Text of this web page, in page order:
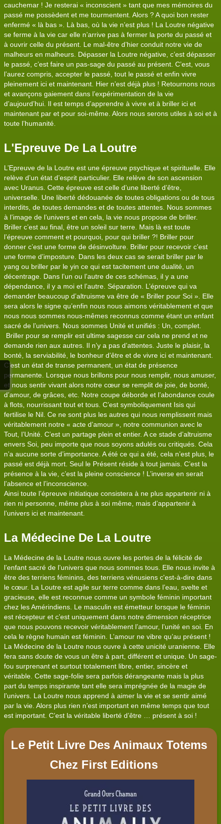
cauchemar ! Je resterai « inconscient » tant que mes mémoires du
passé me possèdent et me tourmentent. Alors ? A quoi bon rester
enfermé « là bas ». Là bas, où la vie n’est plus ! La Loutre négative
se ferme à la vie car elle n’arrive pas à fermer la porte du passé et
à ouvrir celle du présent. Le mal-être d’hier conduit notre vie de
malheurs en malheurs. Dépasser la Loutre négative, c’est dépasser
le passé, c’est faire un pas-sage du passé au présent. C’est, vous
l’aurez compris, accepter le passé, tout le passé et enfin vivre
pleinement ici et maintenant. Hier n’est déjà plus ! Retournons nous
et avançons gaiement dans l’expérimentation de la vie
d’aujourd’hui. Il est temps d’apprendre à vivre et à briller ici et
maintenant par et pour soi-même. Alors nous serons utiles à soi et à
toute l’humanité.
L'Epreuve De La Loutre
L’Epreuve de la Loutre est une épreuve psychique et spirituelle. Elle
relève d’un état d’esprit particulier. Elle relève de son ascension
avec Uranus. Cette épreuve est celle d’une liberté d’être,
universelle. Une liberté dédouanée de toutes obligations ou de tous
interdits, de toutes demandes et de toutes attentes. Nous sommes
à l’image de l’univers et en cela, la vie nous propose de briller.
Briller c’est au final, être un soleil sur terre. Mais là est toute
l’épreuve comment et pourquoi, pour qui briller ?! Briller pour
donner c’est une forme de désinvolture. Briller pour recevoir c’est
une forme d’imposture. Dans les deux cas se serait briller par le
yang ou briller par le yin ce qui est tacitement une dualité, un
décentrage. Dans l’un ou l’autre de ces schémas, il y a une
dépendance, il y a moi et l’autre. Séparation. L’épreuve qui va
demander beaucoup d’altruisme va être de « Briller pour Soi ». Elle
sera alors le signe qu’enfin nous nous aimons véritablement et que
nous nous sommes nous-mêmes reconnus comme étant un enfant
sacré de l’univers. Nous sommes Unité et unifiés : Un, complet.
Briller pour se remplir est ultime sagesse car cela ne prend et ne
demande rien aux autres. Il n’y a pas d’attentes. Juste le plaisir, la
bonté, la serviabilité, le bonheur d’être et de vivre ici et maintenant.
C’est un état de transe permanent, un état de présence
permanente. Lorsque nous brillons pour nous remplir, nous amuser,
et nous sentir vivant alors notre cœur se remplit de joie, de bonté,
d’amour, de grâces, etc. Notre coupe déborde et l’abondance coule
à flots, nourrissant tout et tous. C’est symboliquement Isis qui
fertilise le Nil. Ce ne sont plus les autres qui nous remplissent mais
véritablement notre « acte d’amour », notre communion avec le
Tout, l’Unité. C’est un partage plein et entier. A ce stade d’altruisme
envers Soi, peu importe que nous soyons adulés ou critiqués. Cela
n’a aucune sorte d’importance. A été ce qui a été, cela n’est plus, le
passé est déjà mort. Seul le Présent réside à tout jamais. C’est la
présence à la vie, c’est la pleine conscience ! L’inverse en serait
l’absence et l’inconscience.
Ainsi toute l’épreuve initiatique consistera à ne plus appartenir ni à
rien ni personne, même plus à soi même, mais d’appartenir à
l’univers ici et maintenant.
La Médecine De La Loutre
La Médecine de la Loutre nous ouvre les portes de la félicité de
l’enfant sacré de l’univers que nous sommes tous. Elle nous invite à
être des terriens féminins, des terriens vénusiens c'est-à-dire dans
le cœur. La Loutre est agile sur terre comme dans l’eau, svelte et
gracieuse, elle est reconnue comme un symbole féminin important
chez les Amérindiens. Le masculin est émetteur lorsque le féminin
est récepteur et c’est uniquement dans notre dimension réceptrice
que nous pouvons recevoir véritablement l’amour, l’unité en soi. En
cela le règne humain est féminin. L’amour ne vibre qu’au présent !
La Médecine de la Loutre nous ouvre à cette unicité uranienne. Elle
fera sans doute de vous un être à part, différent et unique. Un sage-
fou surprenant et surtout totalement libre, entier, sincère et
véritable. Cette sage-folie sera parfois dérangeante mais la plus
part du temps inspirante tant elle sera imprégnée de la magie de
l’univers. La Loutre nous apprend à aimer la vie et se sentir aimé
par la vie. Alors plus rien n’est important en même temps que tout
est important. C’est la véritable liberté d’être … présent à soi !
Le Petit Livre Des Animaux Totems
Chez First Editions